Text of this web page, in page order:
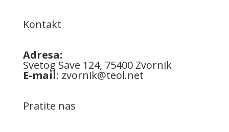
Kontakt
Adresa:
Svetog Save 124, 75400 Zvornik
E-mail: zvornik@teol.net
Pratite nas